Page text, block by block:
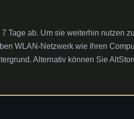
Tage ab. Um sie weiterhin nutzen
WLAN-Netzwerk wie Ihren
Alternativ können Sie